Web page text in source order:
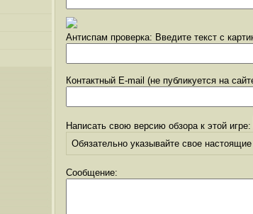
Антиспам проверка: Введите текст с
Контактный E-mail (не публикуется на
Написать свою версию обзора к этой игре:
Обязательно указывайте свое
Сообщение: